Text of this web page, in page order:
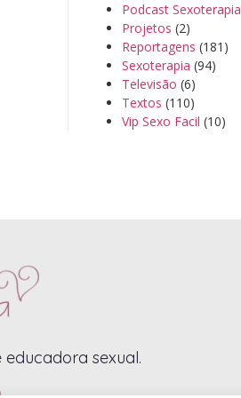
Podcast Sexoterapia
Projetos (2)
Reportagens (181)
Sexoterapia (94)
Televisão (6)
Textos (110)
Vip Sexo Facil (10)
sexual.